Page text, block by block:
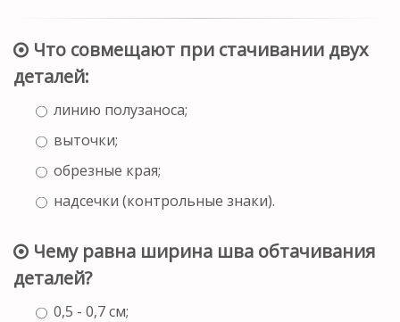
Что совмещают при стачивании двух
деталей:
линию полузаноса;
выточки;
обрезные края;
надсечки (контрольные знаки).
Чему равна ширина шва обтачивания
деталей?
0,5 - 0,7 см;